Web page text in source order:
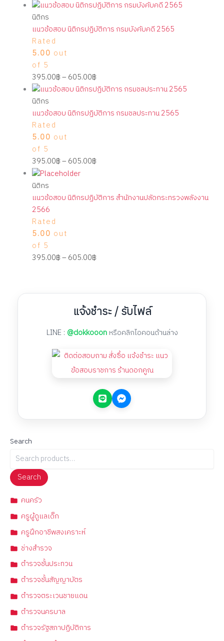
นิติกร
แนวข้อสอบ นิติกรปฏิบัติการ กรมบังคับคดี 2565
Rated
5.00 out
of 5
395.00฿– 605.00฿
นิติกร
แนวข้อสอบ นิติกรปฏิบัติการ กรมชลประทาน 2565
Rated
5.00 out
of 5
395.00฿– 605.00฿
นิติกร
แนวข้อสอบ นิติกรปฏิบัติการ สำนักงานปลัดกระทรวงพลังงาน
2566
Rated
5.00 out
of 5
395.00฿– 605.00฿
แจ้งชำระ / รับไฟล์
LINE : @dokkooon หรือคลิกไอคอนด้านล่าง
Search
Search
คนครัว
ครูผู้ดูแลเด็ก
ครูฝึกอาชีพสงเคราะห์
ช่างสำรวจ
ตำรวจชั้นประทวน
ตำรวจชั้นสัญญาบัตร
ตำรวจตระเวนชายแดน
ตำรวจนครบาล
ตำรวจรัฐสภาปฏิบัติการ